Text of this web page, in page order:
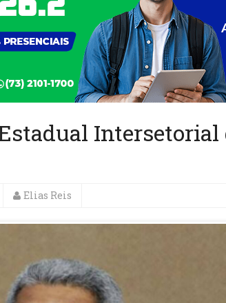
Intersetorial
Elias Reis